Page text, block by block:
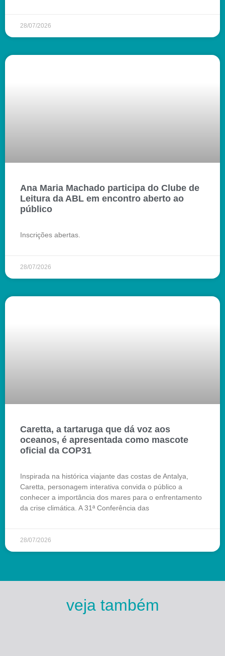
28/07/2026
Ana Maria Machado participa do Clube de
Leitura da ABL em encontro aberto ao
público
Inscrições abertas.
28/07/2026
Caretta, a tartaruga que dá voz aos
oceanos, é apresentada como mascote
oficial da COP31
Inspirada na histórica viajante das costas de Antalya,
Caretta, personagem interativa convida o público a
conhecer a importância dos mares para o enfrentamento
da crise climática. A 31ª Conferência das
28/07/2026
veja também